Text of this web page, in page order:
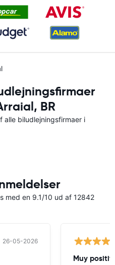
BR
alle biludlejningsfirmaer i
med en 9.1/10 ud af 12842
26-05-2026
Muy